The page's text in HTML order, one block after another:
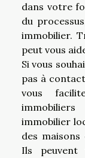
dans votre
du
immobilier.
peut vous
Si vous
pas à
vous
immobilier
des
Ils